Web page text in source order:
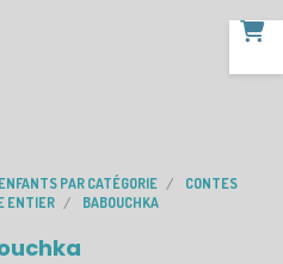
PAR CATÉGORIE
CONTES
ENTIER
BABOUCHKA